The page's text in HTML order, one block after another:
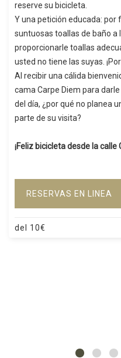
reserve su bicicleta.
Y una petición educada: por
suntuosas toallas de baño a
proporcionarle toallas
usted no tiene las suyas.
Al recibir una cálida
cama Carpe Diem para
del día, ¿por qué no planea
parte de su visita?
¡Feliz bicicleta desde la calle
RESERVAS EN LINEA
del 10€